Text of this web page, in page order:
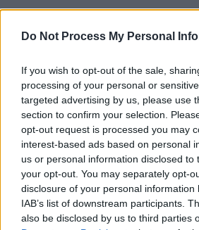
Do Not Process My Personal
If you wish to opt-out of the sale,
processing of your personal or
targeted advertising by us, please use
section to confirm your selection.
opt-out request is processed you may
interest-based ads based on personal
us or personal information disclosed to
your opt-out. You may separately opt-
disclosure of your personal information
IAB’s list of downstream participants.
also be disclosed by us to third parties
ΔΙΑΒΑΣΤΕ ΕΠΙΣΗΣ
Νεκρό 11χρονο αγόρι
από τη νέα τρέλα του
το επικίνδυνο chroming
Η ανάρτηση φίλου του
Τηντραγική είδηση